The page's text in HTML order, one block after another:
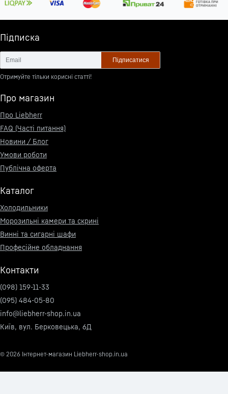
Підписка
Підписатися
Отримуйте тільки корисні статті!
Про магазин
Про Liebherr
FAQ (Часті питання)
Новини / Блог
Умови роботи
Публічна оферта
Каталог
Холодильники
Морозильні камери та скрині
Винні та сигарні шафи
Професійне обладнання
Контакти
(098) 159-11-33
(095) 484-05-80
info@liebherr-shop.in.ua
Київ, вул. Берковецька, 6Д
© 2026 Інтернет-магазин Liebherr-shop.in.ua